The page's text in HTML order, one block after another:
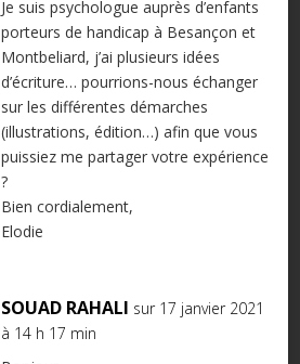
Je suis psychologue auprès d’enfants
porteurs de handicap à Besançon et
Montbeliard, j’ai plusieurs idées
d’écriture… pourrions-nous échanger
sur les différentes démarches
(illustrations, édition…) afin que vous
puissiez me partager votre expérience
?
Bien cordialement,
Elodie
SOUAD RAHALI sur 17 janvier 2021
à 14 h 17 min